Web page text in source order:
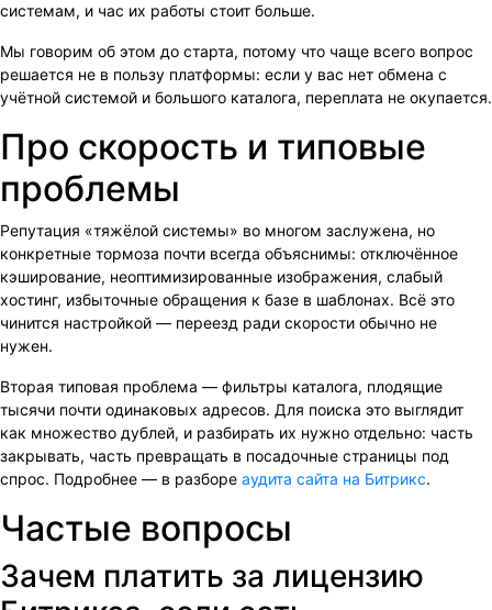
системам, и час их работы стоит больше.
Мы говорим об этом до старта, потому что чаще всего вопрос
решается не в пользу платформы: если у вас нет обмена с
учётной системой и большого каталога, переплата не окупается.
Про скорость и типовые
проблемы
Репутация «тяжёлой системы» во многом заслужена, но
конкретные тормоза почти всегда объяснимы: отключённое
кэширование, неоптимизированные изображения, слабый
хостинг, избыточные обращения к базе в шаблонах. Всё это
чинится настройкой — переезд ради скорости обычно не
нужен.
Вторая типовая проблема — фильтры каталога, плодящие
тысячи почти одинаковых адресов. Для поиска это выглядит
как множество дублей, и разбирать их нужно отдельно: часть
закрывать, часть превращать в посадочные страницы под
спрос. Подробнее — в разборе аудита сайта на Битрикс.
Частые вопросы
Зачем платить за лицензию